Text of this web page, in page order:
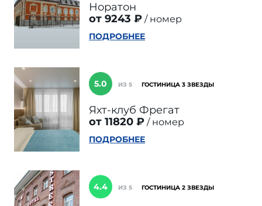
Норатон
от 9243 ₽
номер
ПОДРОБНЕЕ
5.0 ИЗ 5 ГОСТИНИЦА 3 ЗВЕЗДЫ
Яхт-клуб Фрегат
от 11820 ₽
номер
ПОДРОБНЕЕ
4.4 ИЗ 5 ГОСТИНИЦА 2 ЗВЕЗДЫ